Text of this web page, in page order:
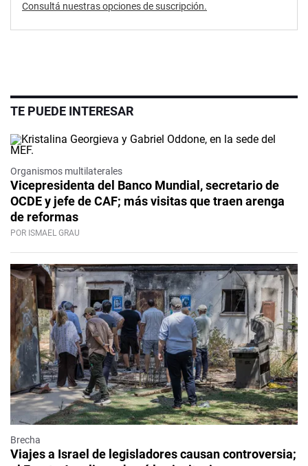
Consultá nuestras opciones de suscripción.
TE PUEDE INTERESAR
Organismos multilaterales
Vicepresidenta del Banco Mundial, secretario de
OCDE y jefe de CAF; más visitas que traen arenga
de reformas
POR ISMAEL GRAU
Brecha
Viajes a Israel de legisladores causan controversia;